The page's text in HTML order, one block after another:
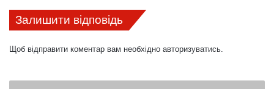
Залишити відповідь
Щоб відправити коментар вам необхідно авторизуватись.